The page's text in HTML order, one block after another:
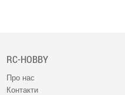
RC-HOBBY
Про нас
Контакти